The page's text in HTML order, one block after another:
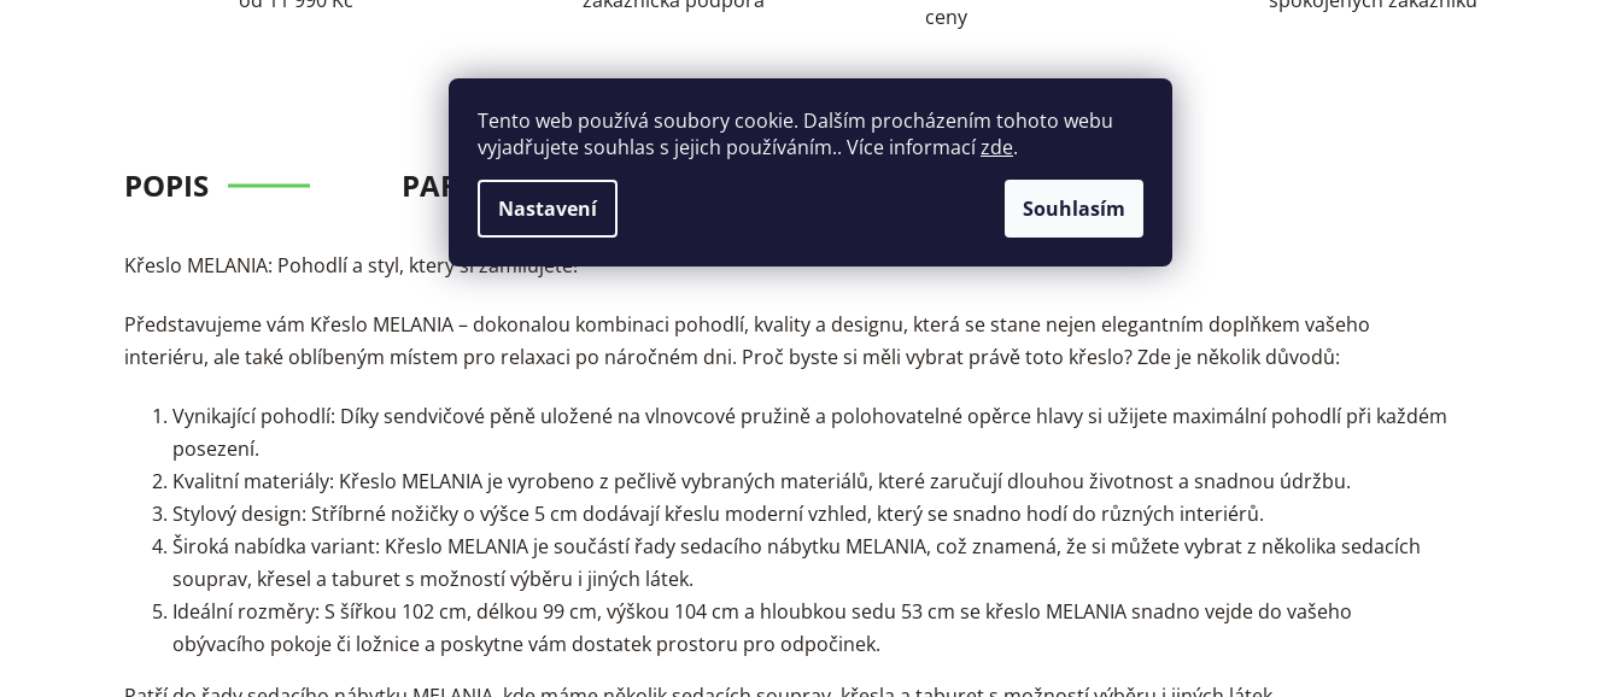
Tento web používá soubory cookie. Dalším procházením tohoto webu
vyjadřujete souhlas s jejich používáním.. Více informacízde.
Nastavení Souhlasím
ceny
POPIS PARAMETRY
Křeslo MELANIA: Pohodlí a styl, který si zamilujete!
Představujeme vám Křeslo MELANIA – dokonalou kombinaci pohodlí, kvality a designu, která se stane nejen elegantním doplňkem vašeho
interiéru, ale také oblíbeným místem pro relaxaci po náročném dni. Proč byste si měli vybrat právě toto křeslo? Zde je několik důvodů:
Vynikající pohodlí: Díky sendvičové pěně uložené na vlnovcové pružině a polohovatelné opěrce hlavy si užijete maximální pohodlí při každém
posezení.
Kvalitní materiály: Křeslo MELANIA je vyrobeno z pečlivě vybraných materiálů, které zaručují dlouhou životnost a snadnou údržbu.
Stylový design: Stříbrné nožičky o výšce 5 cm dodávají křeslu moderní vzhled, který se snadno hodí do různých interiérů.
Široká nabídka variant: Křeslo MELANIA je součástí řady sedacího nábytku MELANIA, což znamená, že si můžete vybrat z několika sedacích
souprav, křesel a taburet s možností výběru i jiných látek.
Ideální rozměry: S šířkou 102 cm, délkou 99 cm, výškou 104 cm a hloubkou sedu 53 cm se křeslo MELANIA snadno vejde do vašeho
obývacího pokoje či ložnice a poskytne vám dostatek prostoru pro odpočinek.